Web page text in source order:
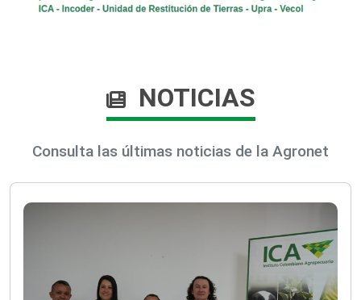
NOTICIAS
Consulta las últimas noticias de la Agronet